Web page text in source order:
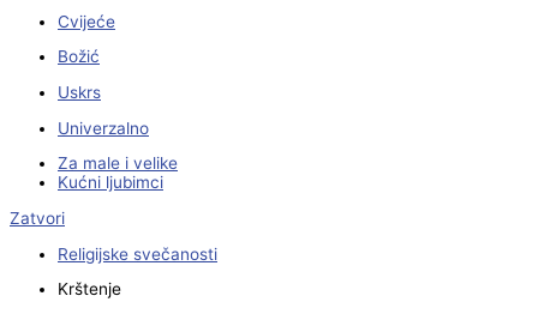
Cvijeće
Božić
Uskrs
Univerzalno
Za male i velike
Kućni ljubimci
Zatvori
Religijske svečanosti
Krštenje